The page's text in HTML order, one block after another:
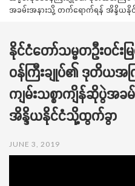
အခမ်းအနားသို့ တက်ရောက်ရန် အိန္ဒိယ
နိုင်ငံတော်သမ္မတဦးဝင်း
ဝန်ကြီးချုပ်၏ ဒုတိယအ
ကျမ်းသစ္စာကျိန်ဆိုပွဲအ
အိန္ဒိယနိုင်ငံသို့ထွက်ခွာ
JUNE 3, 2019